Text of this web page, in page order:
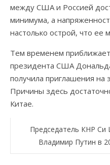
между США и Россией
минимума, а
настолько острой, что ее
Тем временем
президента США
получила приглашения на
Причины здесь
Китае.
Председатель КНР Си
Владимир Путин в